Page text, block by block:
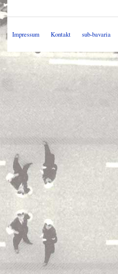
Impressum Kontakt sub-bavaria